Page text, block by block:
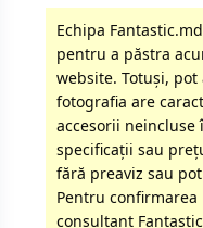
Echipa
pentru a păstra
website. Totuși,
fotografia are
accesorii
specificaţii sau
fără preaviz sau
Pentru
consultant